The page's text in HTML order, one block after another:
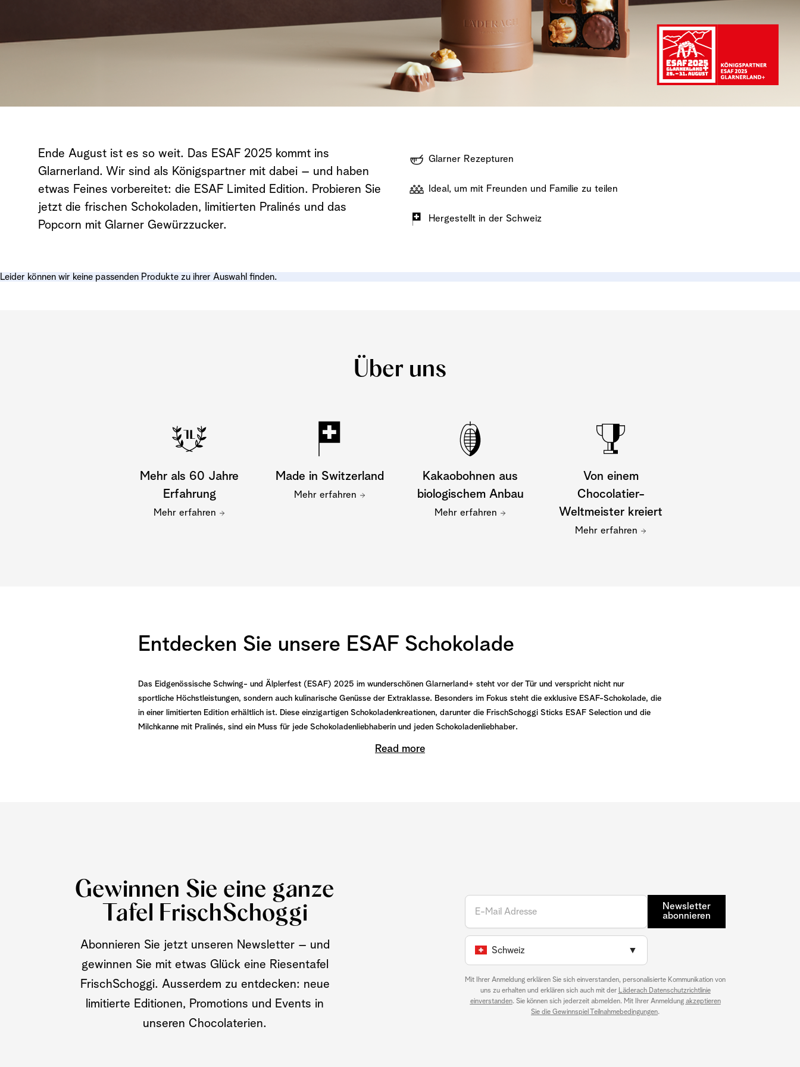
Ende August ist es so weit. Das ESAF 2025 kommt ins
Glarnerland. Wir sind als Königspartner mit dabei – und haben
etwas Feines vorbereitet: die ESAF Limited Edition. Probieren Sie
jetzt die frischen Schokoladen, limitierten Pralinés und das
Popcorn mit Glarner Gewürzzucker.
Glarner Rezepturen
Ideal, um mit Freunden und Familie zu teilen
Hergestellt in der Schweiz
Leider können wir keine passenden Produkte zu ihrer Auswahl finden.
Über uns
Mehr als 60 Jahre
Erfahrung
Mehr erfahren
Made in Switzerland
Mehr erfahren
Kakaobohnen aus
biologischem Anbau
Mehr erfahren
Von einem
Chocolatier-
Weltmeister kreiert
Mehr erfahren
Entdecken Sie unsere ESAF Schokolade
Das Eidgenössische Schwing- und Älplerfest (ESAF) 2025 im wunderschönen Glarnerland+ steht vor der Tür und verspricht nicht nur
sportliche Höchstleistungen, sondern auch kulinarische Genüsse der Extraklasse. Besonders im Fokus steht die exklusive ESAF-Schokolade, die
in einer limitierten Edition erhältlich ist. Diese einzigartigen Schokoladenkreationen, darunter die FrischSchoggi Sticks ESAF Selection und die
Milchkanne mit Pralinés, sind ein Muss für jede Schokoladenliebhaberin und jeden Schokoladenliebhaber.
Read more
Gewinnen Sie eine ganze
Tafel FrischSchoggi
Abonnieren Sie jetzt unseren Newsletter – und
gewinnen Sie mit etwas Glück eine Riesentafel
FrischSchoggi. Ausserdem zu entdecken: neue
limitierte Editionen, Promotions und Events in
unseren Chocolaterien.
Schweiz ▼
Newsletter
abonnieren
Mit Ihrer Anmeldung erklären Sie sich einverstanden, personalisierte Kommunikation von
uns zu erhalten und erklären sich auch mit der Läderach Datenschutzrichtlinie
einverstanden. Sie können sich jederzeit abmelden. Mit Ihrer Anmeldung akzeptieren
Sie die Gewinnspiel Teilnahmebedingungen.